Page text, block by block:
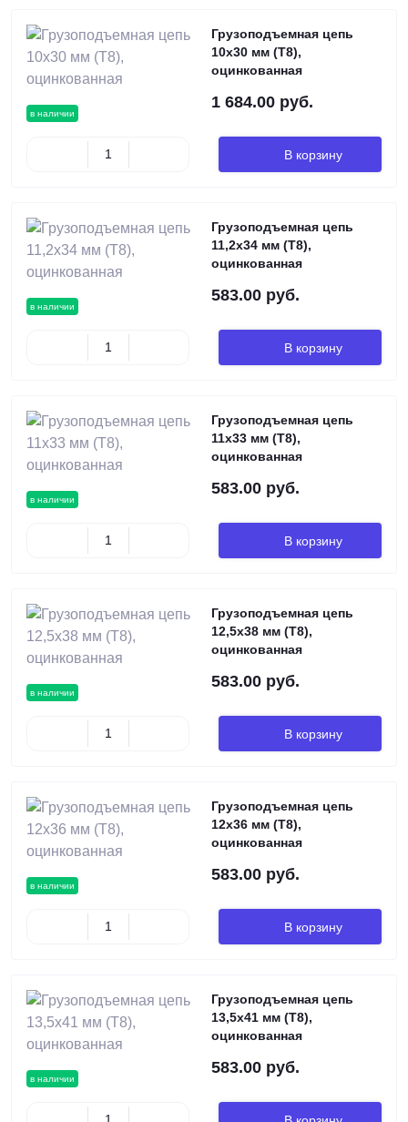
в наличии
Грузоподъемная цепь
10х30 мм (Т8),
оцинкованная
1 684.00 руб.
В корзину
в наличии
Грузоподъемная цепь
11,2х34 мм (Т8),
оцинкованная
583.00 руб.
В корзину
в наличии
Грузоподъемная цепь
11х33 мм (Т8),
оцинкованная
583.00 руб.
В корзину
в наличии
Грузоподъемная цепь
12,5х38 мм (Т8),
оцинкованная
583.00 руб.
В корзину
в наличии
Грузоподъемная цепь
12х36 мм (Т8),
оцинкованная
583.00 руб.
В корзину
в наличии
Грузоподъемная цепь
13,5х41 мм (Т8),
оцинкованная
583.00 руб.